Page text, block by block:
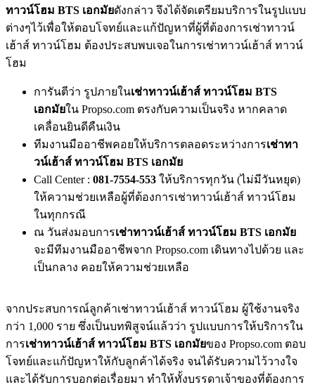
ทาวน์โฮม BTS เอกมัยดังกล่าว จึงได้จัดเตรียมบริการในรูปแบบ
ต่างๆไว้เพื่อให้ตอบโจทย์และแก้ปัญหาที่ผู้ที่ต้องการเช่าทาวน์
เฮ้าส์ ทาวน์โฮม ต้องประสบพบเจอในการเช่าทาวน์เฮ้าส์ ทาวน์
โฮม
การันตีว่า รูปภายในเช่าทาวน์เฮ้าส์ ทาวน์โฮม BTS
เอกมัยใน Propso.com ตรงกับความเป็นจริง หากคลาด
เคลื่อนยินดีคืนเงิน
ทีมงานมืออาชีพคอยให้บริการตลอดระหว่างการเช่าทา
วน์เฮ้าส์ ทาวน์โฮม BTS เอกมัย
Call Center : 081-7554-553 ให้บริการทุกวัน (ไม่มีวันหยุด)
ให้ความช่วยเหลือผู้ที่ต้องการเช่าทาวน์เฮ้าส์ ทาวน์โฮม
ในทุกกรณี
ณ วันส่งมอบการเช่าทาวน์เฮ้าส์ ทาวน์โฮม BTS เอกมัย
จะมีทีมงานมืออาชีพจาก Propso.com เดินทางไปด้วย และ
เป็นกลาง คอยให้ความช่วยเหลือ
จากประสบการณ์ลูกค้าเช่าทาวน์เฮ้าส์ ทาวน์โฮม ผู้ใช้งานจริง
กว่า 1,000 ราย ซึ่งเป็นบทพิสูจน์แล้วว่า รูปแบบการให้บริการใน
การเช่าทาวน์เฮ้าส์ ทาวน์โฮม BTS เอกมัยของ Propso.com ตอบ
โจทย์และแก้ปัญหาให้กับลูกค้าได้จริง จนได้รับความไว้วางใจ
และได้รับการบอกต่อเรื่อยมา ทำให้ทั้งบรรดาเจ้าของที่ต้องการ